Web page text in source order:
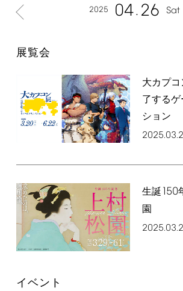
2025 04 26 Sat
展覧会
大カプ
了するゲ
ション
生誕 150
園
イベント